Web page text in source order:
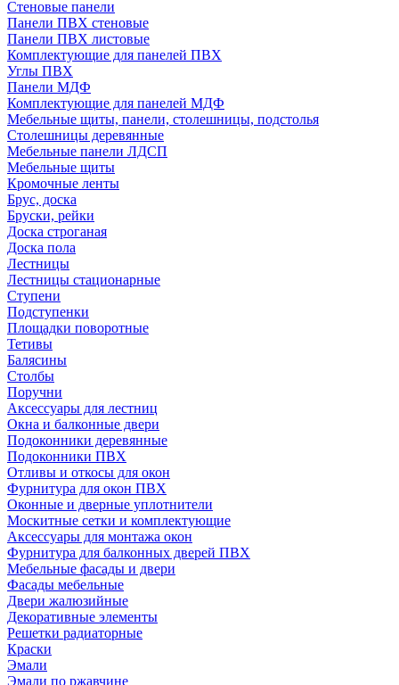
Стеновые панели
Панели ПВХ стеновые
Панели ПВХ листовые
Комплектующие для панелей ПВХ
Углы ПВХ
Панели МДФ
Комплектующие для панелей МДФ
Мебельные щиты, панели, столешницы, подстолья
Столешницы деревянные
Мебельные панели ЛДСП
Мебельные щиты
Кромочные ленты
Брус, доска
Бруски, рейки
Доска строганая
Доска пола
Лестницы
Лестницы стационарные
Ступени
Подступенки
Площадки поворотные
Тетивы
Балясины
Столбы
Поручни
Аксессуары для лестниц
Окна и балконные двери
Подоконники деревянные
Подоконники ПВХ
Отливы и откосы для окон
Фурнитура для окон ПВХ
Оконные и дверные уплотнители
Москитные сетки и комплектующие
Аксессуары для монтажа окон
Фурнитура для балконных дверей ПВХ
Мебельные фасады и двери
Фасады мебельные
Двери жалюзийные
Декоративные элементы
Решетки радиаторные
Краски
Эмали
Эмали по ржавчине